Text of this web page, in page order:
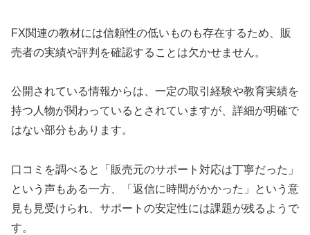
FX関連の教材には信頼性の低いものも存在するため、販
売者の実績や評判を確認することは欠かせません。
公開されている情報からは、一定の取引経験や教育実績を
持つ人物が関わっているとされていますが、詳細が明確で
はない部分もあります。
口コミを調べると「販売元のサポート対応は丁寧だった」
という声もある一方、「返信に時間がかかった」という意
見も見受けられ、サポートの安定性には課題が残るようで
す。